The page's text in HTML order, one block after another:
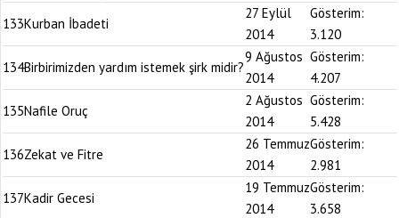
133Kurban İbadeti
27 Eylül
2014
Gösterim:
3.120
134Birbirimizden yardım istemek şirk midir?
9 Ağustos
2014
Gösterim:
4.207
135Nafile Oruç
2 Ağustos
2014
Gösterim:
5.428
136Zekat ve Fitre
26 Temmuz
2014
Gösterim:
2.981
137Kadir Gecesi
19 Temmuz
2014
Gösterim:
3.658